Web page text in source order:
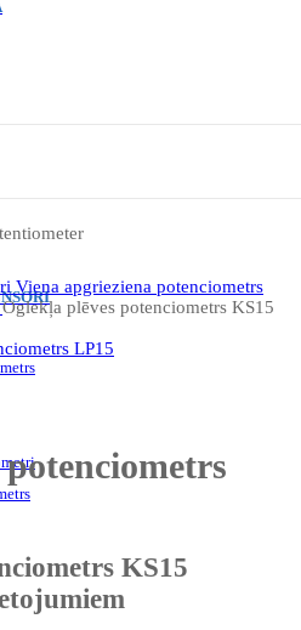
Viena apgrieziena potenciometrs
Oglekļa plēves potenciometrs KS15
LP15
KS15